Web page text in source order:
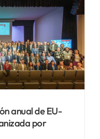
anual de EU-
por